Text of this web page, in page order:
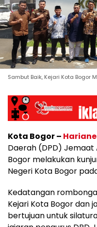
Sambut Baik, Kejari Kota Bogor
Kota Bogor –
Daerah (DPD) Jemaat
Bogor melakukan
Negeri Kota Bogor
Kedatangan
Kejari Kota Bogor dan
bertujuan untuk